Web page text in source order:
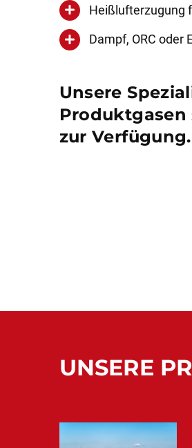
Heißlufterzugung
Dampf, ORC oder
Unsere
Produktgasen
zur Verfügung.
UNSERE